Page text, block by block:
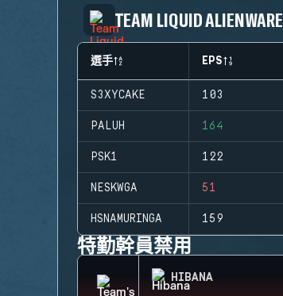
TEAM LIQUID ALIENWARE
選手 EPS
S3XYCAKE 103
PALUH 164
PSK1 122
NESKWGA 51
HSNAMURINGA 159
特勤幹員禁用
HIBANA